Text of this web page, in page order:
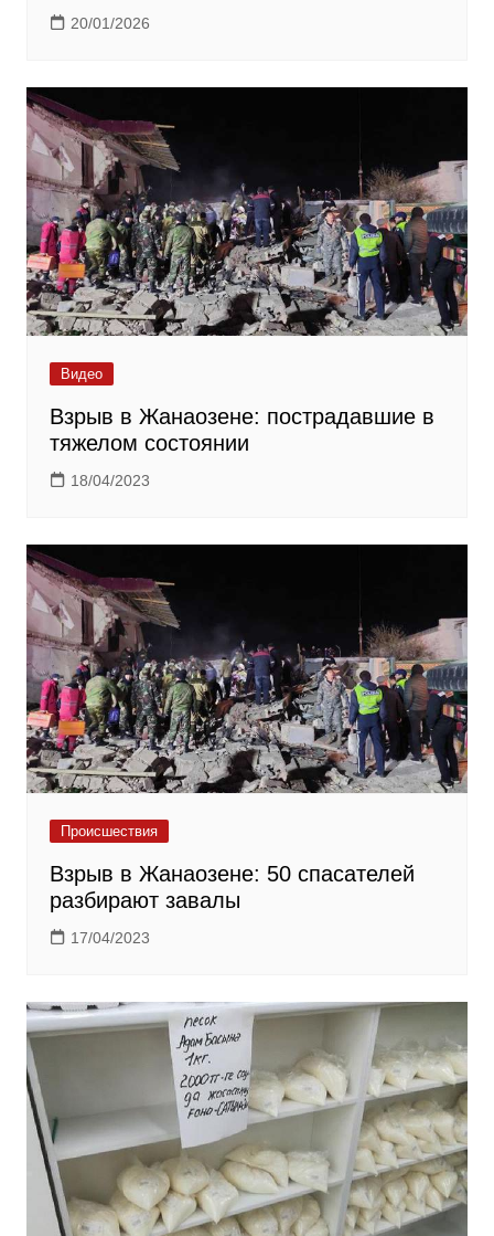
20/01/2026
Видео
Взрыв в Жанаозене: пострадавшие в
тяжелом состоянии
18/04/2023
Происшествия
Взрыв в Жанаозене: 50 спасателей
разбирают завалы
17/04/2023